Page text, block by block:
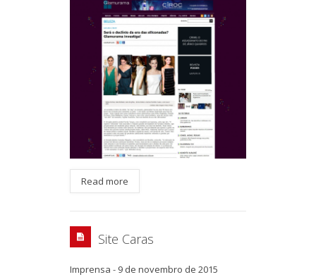
Read more
Site Caras
Imprensa - 9 de novembro de 2015